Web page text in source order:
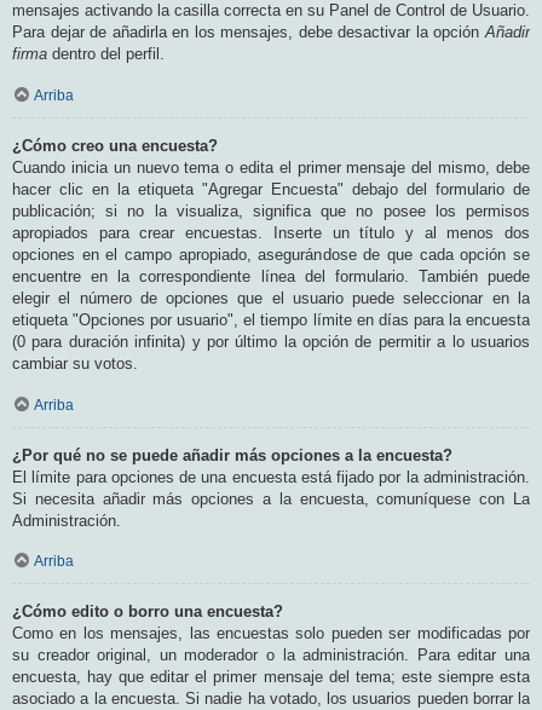
mensajes activando la casilla correcta en su Panel de Control de Usuario.
Para dejar de añadirla en los mensajes, debe desactivar la opciónAñadir
firma dentro del perfil.
Arriba
¿Cómo creo una encuesta?
Cuando inicia un nuevo tema o edita el primer mensaje del mismo, debe
hacer clic en la etiqueta "Agregar Encuesta" debajo del formulario de
publicación; si no la visualiza, significa que no posee los permisos
apropiados para crear encuestas. Inserte un título y al menos dos
opciones en el campo apropiado, asegurándose de que cada opción se
encuentre en la correspondiente línea del formulario. También puede
elegir el número de opciones que el usuario puede seleccionar en la
etiqueta "Opciones por usuario", el tiempo límite en días para la encuesta
(0 para duración infinita) y por último la opción de permitir a lo usuarios
cambiar su votos.
Arriba
¿Por qué no se puede añadir más opciones a la encuesta?
El límite para opciones de una encuesta está fijado por la administración.
Si necesita añadir más opciones a la encuesta, comuníquese con La
Administración.
Arriba
¿Cómo edito o borro una encuesta?
Como en los mensajes, las encuestas solo pueden ser modificadas por
su creador original, un moderador o la administración. Para editar una
encuesta, hay que editar el primer mensaje del tema; este siempre esta
asociado a la encuesta. Si nadie ha votado, los usuarios pueden borrar la